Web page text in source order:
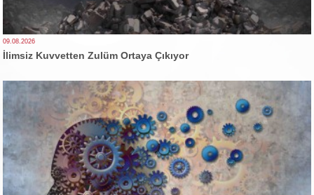
09.08.2026
İlimsiz Kuvvetten Zulüm Ortaya Çıkıyor